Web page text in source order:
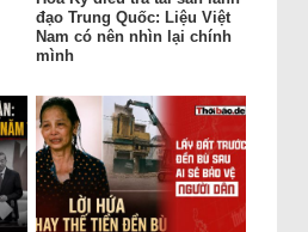
đạo Trung Quốc: Liệu Việt
Nam có nên nhìn lại chính
mình